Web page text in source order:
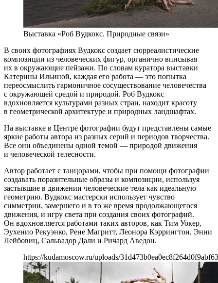
Выставка «Роб Вудкокс. Природные связи»
В своих фотографиях Вудкокс создает сюрреалистические
композиции из человеческих фигур, органично вписывая
их в окружающие пейзажи. По словам куратора выставки
Катерины Ильиной, каждая его работа — это попытка
переосмыслить гармоничное сосуществование человечества
с окружающей средой и природой. Роб Вудкокс
вдохновляется культурами разных стран, находит красоту
в геометрической архитектуре и природных ландшафтах.
На выставке в Центре фотографии будут представлены самые
яркие работы автора из разных серий и периодов творчества.
Все они объединены одной темой — природой движения
и человеческой телесности.
Автор работает с танцорами, чтобы при помощи фотографии
создавать поразительные образы и композиции, используя
застывшие в движении человеческие тела как идеальную
геометрию. Вудкокс мастерски использует чувство
симметрии, замершего и в то же время продолжающегося
движения, и игру света при создания своих фотографий.
Он вдохновляется работами таких авторов, как Тим Уокер,
Эухенио Рекуэнко, Рене Магритт, Леонора Кэррингтон, Энни
Лейбовиц, Сальвадор Дали и Ричард Аведон.
https://kudamoscow.ru/uploads/